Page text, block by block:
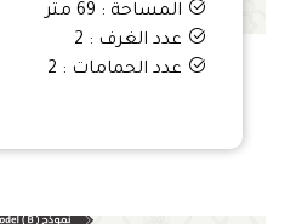
المساحة : 69 متر
عدد الغرف : 2
عدد الحمامات : 2